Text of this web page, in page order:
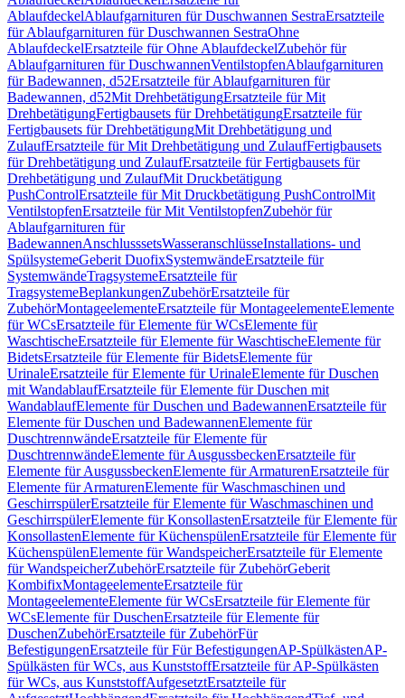
AblaufdeckelAblaufgarnituren für Duschwannen SestraErsatzteile
für Ablaufgarnituren für Duschwannen SestraOhne
AblaufdeckelErsatzteile für Ohne AblaufdeckelZubehör für
Ablaufgarnituren für DuschwannenVentilstopfenAblaufgarnituren
für Badewannen, d52Ersatzteile für Ablaufgarnituren für
Badewannen, d52Mit DrehbetätigungErsatzteile für Mit
DrehbetätigungFertigbausets für DrehbetätigungErsatzteile für
Fertigbausets für DrehbetätigungMit Drehbetätigung und
ZulaufErsatzteile für Mit Drehbetätigung und ZulaufFertigbausets
für Drehbetätigung und ZulaufErsatzteile für Fertigbausets für
Drehbetätigung und ZulaufMit Druckbetätigung
PushControlErsatzteile für Mit Druckbetätigung PushControlMit
VentilstopfenErsatzteile für Mit VentilstopfenZubehör für
Ablaufgarnituren für
BadewannenAnschlusssetsWasseranschlüsseInstallations- und
SpülsystemeGeberit DuofixSystemwändeErsatzteile für
SystemwändeTragsystemeErsatzteile für
TragsystemeBeplankungenZubehörErsatzteile für
ZubehörMontageelementeErsatzteile für MontageelementeElemente
für WCsErsatzteile für Elemente für WCsElemente für
WaschtischeErsatzteile für Elemente für WaschtischeElemente für
BidetsErsatzteile für Elemente für BidetsElemente für
UrinaleErsatzteile für Elemente für UrinaleElemente für Duschen
mit WandablaufErsatzteile für Elemente für Duschen mit
WandablaufElemente für Duschen und BadewannenErsatzteile für
Elemente für Duschen und BadewannenElemente für
DuschtrennwändeErsatzteile für Elemente für
DuschtrennwändeElemente für AusgussbeckenErsatzteile für
Elemente für AusgussbeckenElemente für ArmaturenErsatzteile für
Elemente für ArmaturenElemente für Waschmaschinen und
GeschirrspülerErsatzteile für Elemente für Waschmaschinen und
GeschirrspülerElemente für KonsollastenErsatzteile für Elemente für
KonsollastenElemente für KüchenspülenErsatzteile für Elemente für
KüchenspülenElemente für WandspeicherErsatzteile für Elemente
für WandspeicherZubehörErsatzteile für ZubehörGeberit
KombifixMontageelementeErsatzteile für
MontageelementeElemente für WCsErsatzteile für Elemente für
WCsElemente für DuschenErsatzteile für Elemente für
DuschenZubehörErsatzteile für ZubehörFür
BefestigungenErsatzteile für Für BefestigungenAP-SpülkästenAP-
Spülkästen für WCs, aus KunststoffErsatzteile für AP-Spülkästen
für WCs, aus KunststoffAufgesetztErsatzteile für